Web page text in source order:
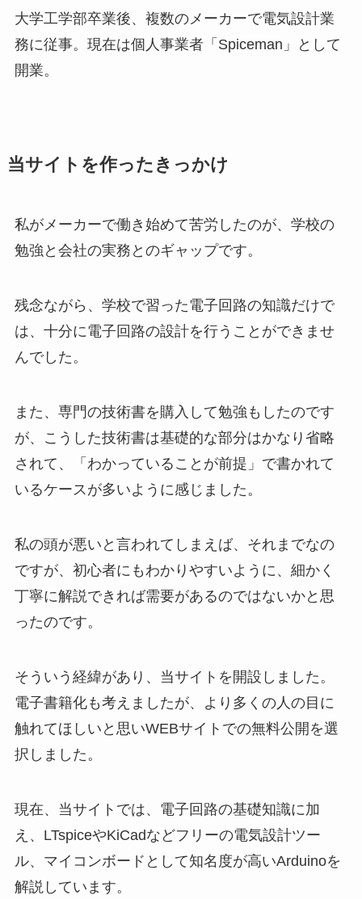
大学工学部卒業後、複数のメーカーで電気設計業
務に従事。現在は個人事業者「Spiceman」として
開業。
当サイトを作ったきっかけ
私がメーカーで働き始めて苦労したのが、学校の
勉強と会社の実務とのギャップです。
残念ながら、学校で習った電子回路の知識だけで
は、十分に電子回路の設計を行うことができませ
んでした。
また、専門の技術書を購入して勉強もしたのです
が、こうした技術書は基礎的な部分はかなり省略
されて、「わかっていることが前提」で書かれて
いるケースが多いように感じました。
私の頭が悪いと言われてしまえば、それまでなの
ですが、初心者にもわかりやすいように、細かく
丁寧に解説できれば需要があるのではないかと思
ったのです。
そういう経緯があり、当サイトを開設しました。
電子書籍化も考えましたが、より多くの人の目に
触れてほしいと思いWEBサイトでの無料公開を選
択しました。
現在、当サイトでは、電子回路の基礎知識に加
え、LTspiceやKiCadなどフリーの電気設計ツー
ル、マイコンボードとして知名度が高いArduinoを
解説しています。